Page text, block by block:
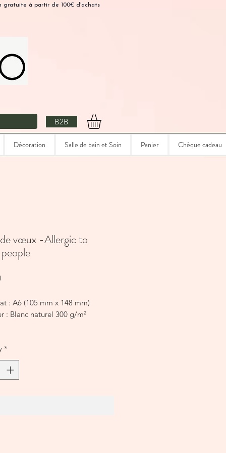
gratuite à partir de 100€ d'achats
B2B
Décoration Salle de bain et Soin Panier Chèque cadeau
vœux -Allergic to
: A6 (105 mm x 148 mm)
: Blanc naturel 300 g/m²
*